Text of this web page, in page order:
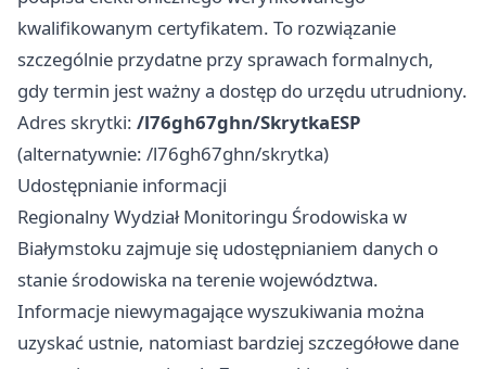
kwalifikowanym certyfikatem. To rozwiązanie
szczególnie przydatne przy sprawach formalnych,
gdy termin jest ważny a dostęp do urzędu utrudniony.
Adres skrytki: /l76gh67ghn/SkrytkaESP
(alternatywnie: /l76gh67ghn/skrytka)
Udostępnianie informacji
Regionalny Wydział Monitoringu Środowiska w
Białymstoku zajmuje się udostępnianiem danych o
stanie środowiska na terenie województwa.
Informacje niewymagające wyszukiwania można
uzyskać ustnie, natomiast bardziej szczegółowe dane